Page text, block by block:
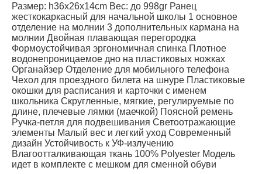
Размер: h36х26х14cm Вес: до 998gr Ранец
жесткокаркасный для начальной школы 1 основное
отделение на молнии 3 дополнительных кармана на
молнии Двойная плавающая перегородка
Формоустойчивая эргономичная спинка Плотное
водонепроницаемое дно на пластиковых ножках
Органайзер Отделение для мобильного телефона
Чехол для проездного билета на шнуре Пластиковые
окошки для расписания и карточки с именем
школьника Скругленные, мягкие, регулируемые по
длине, плечевые лямки (маечкой) Поясной ремень
Ручка-петля для подвешивания Светоотражающие
элементы Малый вес и легкий уход Современный
дизайн Устойчивость к УФ-излучению
Влагоотталкивающая ткань 100% Polyester Модель
идет в комплекте с мешком для сменной обуви